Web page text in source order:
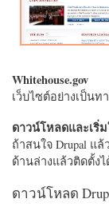
Whitehouse.gov
เว็บไซต์อย่างเป็นท
ดาวน์โหลดและเริ่
ถ้าสนใจ Drupal แ
ด้านล่างแล้วติดตั้ง
ดาวน์โหลด